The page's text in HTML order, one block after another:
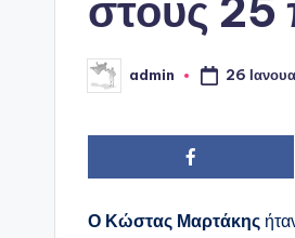
Συγγραφέας:
admin 26
Ο Κώστας Μαρτάκης